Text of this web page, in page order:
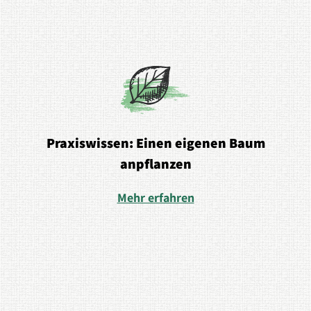
Praxiswissen: Einen eigenen Baum
anpflanzen
Mehr erfahren